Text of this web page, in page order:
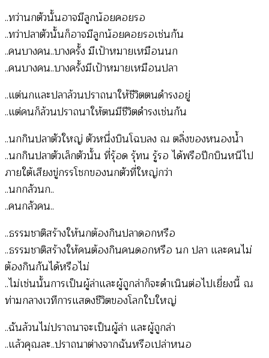
..ทว่านกตัวนั้นอาจมีลูกน้อยคอยรอ
..ทว่าปลาตัวนั้นก็อาจมีลูกน้อยคอยรอเช่นกัน
..คนบางคน..บางครั้ง มีเป้าหมายเหมือนนก
..คนบางคน..บางครั้งมีเป้าหมายเหมือนปลา
..แต่นกและปลาล้วนปราถนาให้ชีวิตตนดำรงอยู่
..แต่คนก็ล้วนปราถนาให้ตนมีชีวิตดำรงเช่นกัน
..นกกินปลาตัวใหญ่ ตัวหนึ่งบินโฉบลง ณ ตลิ่งของหนองน้ำ
..นกกินปลาตัวเล็กตัวนั้น ที่รุ้อด รุ้ทน รู้รอ ได้พรือปีกบินหนีไป
ภายใต้เสียงขู่กรรโชกของนกตัวที่ใหญ่กว่า
..นกกลัวนก..
..คนกลัวคน..
..ธรรมชาติสร้างให้นกต้องกินปลาดอกหรือ
..ธรรมชาติสร้างให้คนต้องกินคนดอกหรือ นก ปลา และคนไม่
ต้องกินกันได้หรือไม่
..ไม่เช่นนั้นการเป็นผู้ล่าและผู้ถูกล่าก็จะดำเนินต่อไปเยี่ยงนี้ ณ
ท่ามกลางเวทีการแสดงชีวิตของโลกใบใหญ่
..ฉันล้วนไม่ปราถนาจะเป็นผู้ล่า และผู้ถูกล่า
..แล้วคุณละ..ปราถนาต่างจากฉันหรือเปล่าหนอ